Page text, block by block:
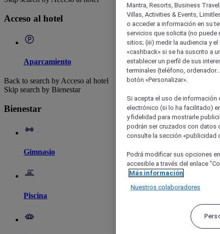
Acceso al hotel
Aparcamiento
Back to search by Acceso al hotel
Skip search by Bienestar
Bienestar
Gimnasio
Piscina
Mantra, Resorts, Business
Villas, Activities & Events,
o acceder a información en su
servicios que solicita (no puede
sitios; (iii) medir la audiencia y
«cashback» si se ha suscrito a
establecer un perfil de sus
terminales (teléfono,
botón «Personalizar».
Si acepta el uso de
electrónico (si lo ha facilitado)
y fidelidad para mostrarle
podrán ser cruzados con datos
consulte la sección «publicidad
Podrá modificar sus opciones
accesible a través del enlace
Más información
Nuestros colaboradores